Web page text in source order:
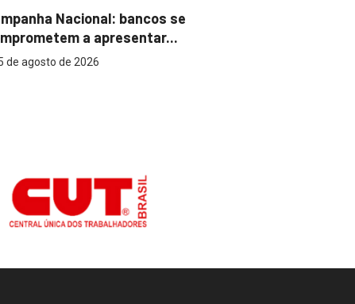
Nacional: bancos se
a apresentar...
de agosto de 2026